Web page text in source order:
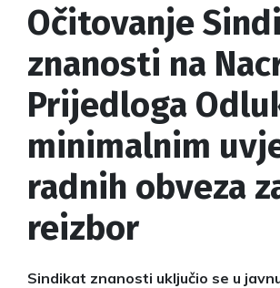
Očitovanje
znanosti na
Prijedloga
minimalnim
radnih obveza
reizbor
Sindikat znanosti uključio se u